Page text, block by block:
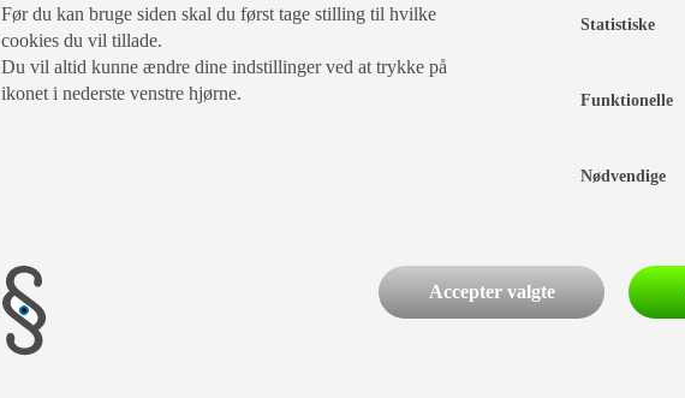
Før du kan bruge siden skal du først tage stilling til hvilke
cookies du vil tillade.
Du vil altid kunne ændre dine indstillinger ved at trykke på
ikonet i nederste venstre hjørne.
Statistiske
Funktionelle
Nødvendige
Accepter valgte